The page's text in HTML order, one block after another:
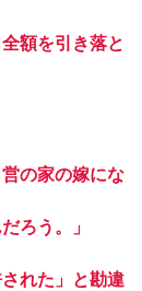
額を引き落と
の家の嫁にな
ろう。」
れた」と勘違